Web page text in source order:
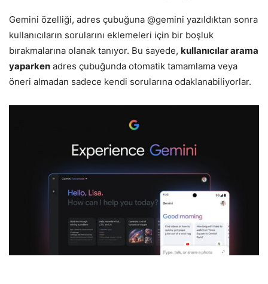
Gemini özelliği, adres çubuğuna @gemini yazıldıktan sonra
kullanıcıların sorularını eklemeleri için bir boşluk
bırakmalarına olanak tanıyor. Bu sayede, kullanıcılar arama
yaparken adres çubuğunda otomatik tamamlama veya
öneri almadan sadece kendi sorularına odaklanabiliyorlar.